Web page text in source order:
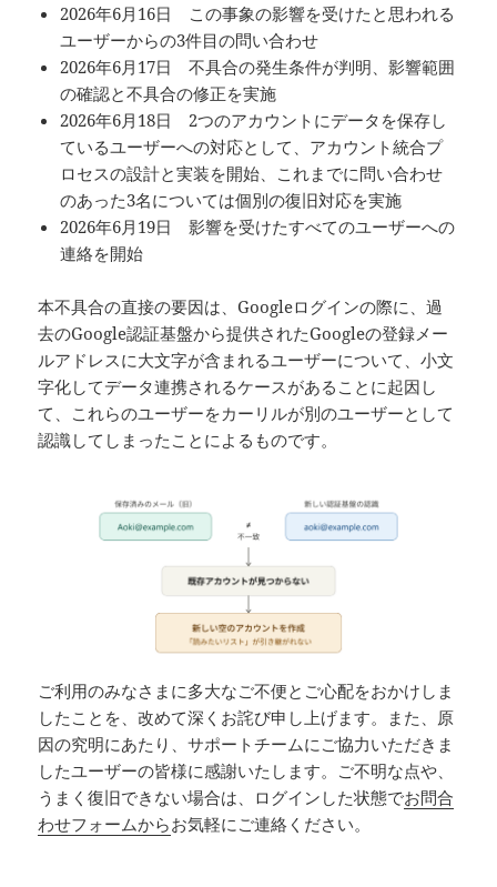
2026年6月16日 この事象の影響を受けたと思われる
ユーザーからの3件目の問い合わせ
2026年6月17日 不具合の発生条件が判明、影響範囲
の確認と不具合の修正を実施
2026年6月18日 2つのアカウントにデータを保存し
ているユーザーへの対応として、アカウント統合プ
ロセスの設計と実装を開始、これまでに問い合わせ
のあった3名については個別の復旧対応を実施
2026年6月19日 影響を受けたすべてのユーザーへの
連絡を開始
本不具合の直接の要因は、Googleログインの際に、過
去のGoogle認証基盤から提供されたGoogleの登録メー
ルアドレスに大文字が含まれるユーザーについて、小文
字化してデータ連携されるケースがあることに起因し
て、これらのユーザーをカーリルが別のユーザーとして
認識してしまったことによるものです。
ご利用のみなさまに多大なご不便とご心配をおかけしま
したことを、改めて深くお詫び申し上げます。また、原
因の究明にあたり、サポートチームにご協力いただきま
したユーザーの皆様に感謝いたします。ご不明な点や、
うまく復旧できない場合は、ログインした状態でお問合
わせフォームからお気軽にご連絡ください。